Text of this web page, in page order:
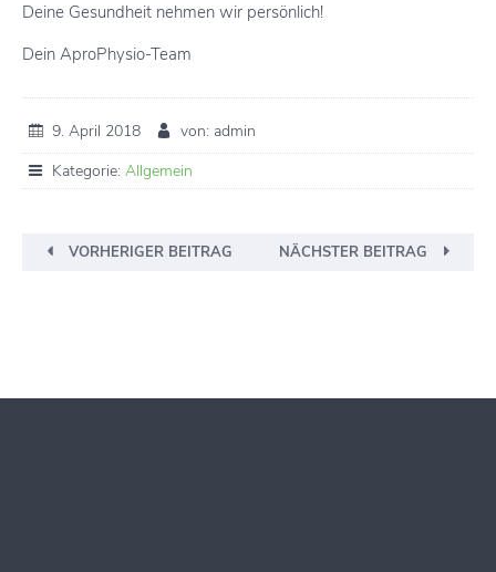
Deine Gesundheit nehmen wir persönlich!
Dein AproPhysio-Team
9. April 2018
von: admin
Kategorie: Allgemein
VORHERIGER BEITRAG NÄCHSTER BEITRAG